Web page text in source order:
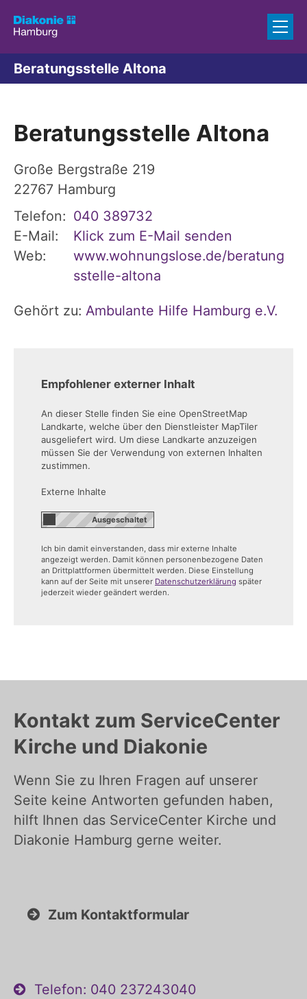
Beratungsstelle Altona
Beratungsstelle Altona
Große Bergstraße 219
22767 Hamburg
Telefon: 040 389732
E-Mail:
Klick zum E-Mail senden
Web:
www.wohnungslose.de/beratung
sstelle-altona
Gehört zu: Ambulante Hilfe Hamburg e.V.
Empfohlener externer Inhalt
An dieser Stelle finden Sie eine OpenStreetMap
Landkarte, welche über den Dienstleister MapTiler
ausgeliefert wird. Um diese Landkarte anzuzeigen
müssen Sie der Verwendung von externen Inhalten
zustimmen.
Externe Inhalte
Ich bin damit einverstanden, dass mir externe Inhalte
angezeigt werden. Damit können personenbezogene Daten
an Drittplattformen übermittelt werden. Diese Einstellung
kann auf der Seite mit unserer Datenschutzerklärung später
jederzeit wieder geändert werden.
Kontakt zum ServiceCenter
Kirche und Diakonie
Wenn Sie zu Ihren Fragen auf unserer
Seite keine Antworten gefunden haben,
hilft Ihnen das ServiceCenter Kirche und
Diakonie Hamburg gerne weiter.
Zum Kontaktformular
Telefon: 040 237243040